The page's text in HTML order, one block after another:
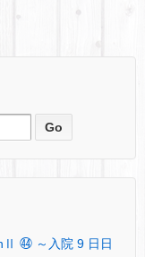
㊹ ～入院 9 日日